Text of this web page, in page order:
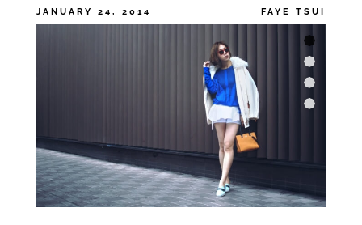
JANUARY 24, 2014 FAYE TSUI